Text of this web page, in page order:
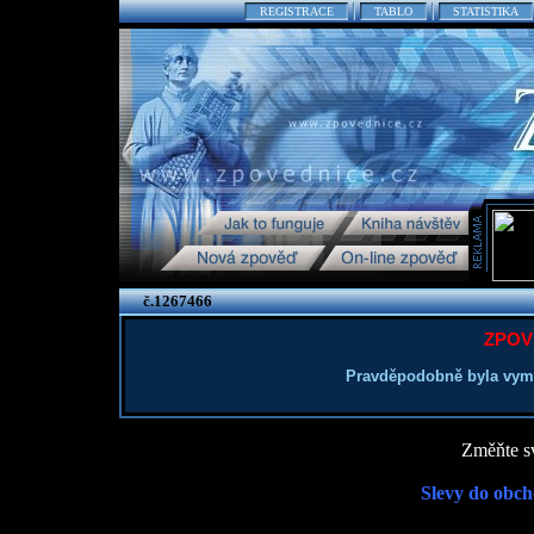
REGISTRACE TABLO STATISTIKA
č.1267466
Pravděpodobně byla
Změňte
Slevy do